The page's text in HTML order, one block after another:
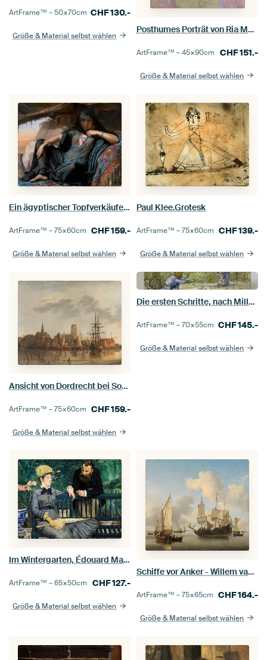
ArtFrame™ –50×70cm CHF130.-
Größe & Material selbst wählen
Posthumes Porträt von Ria Munk III, Gustav Klimt - ca. 1917
ArtFrame™ –45×90cm CHF151.-
Größe & Material selbst wählen
Ein ägyptischer Topfverkäufer in Gizeh, Elisabeth Jerichau Baumann
ArtFrame™ –75×60cm CHF159.-
Größe & Material selbst wählen
Paul Klee.Grotesk
ArtFrame™ –75×60cm CHF139.-
Größe & Material selbst wählen
Ansicht von Dordrecht bei Sonnenuntergang, Aelbert Cuyp
ArtFrame™ –75×60cm CHF159.-
Größe & Material selbst wählen
Die ersten Schritte, nach Millet, Vincent van Gogh, 1890
ArtFrame™ –70×55cm CHF145.-
Größe & Material selbst wählen
Im Wintergarten, Édouard Manet
ArtFrame™ –65×50cm CHF127.-
Größe & Material selbst wählen
Schiffe vor Anker - Willem van de Velde
ArtFrame™ –75×65cm CHF164.-
Größe & Material selbst wählen